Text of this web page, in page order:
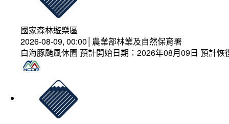
國家森林遊樂區
2026-08-09, 00:00│農業部林業及自然保育署
白海豚颱風休園 預計開始日期：2026年08月09日 預計